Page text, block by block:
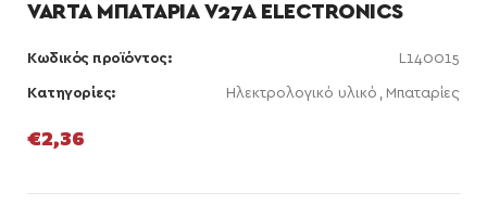
VARTA ΜΠΑΤΑΡΙΑ V27A ELECTRONICS
Κωδικός προϊόντος: L140015
Κατηγορίες: Ηλεκτρολογικό υλικό , Μπαταρίες
€2,36